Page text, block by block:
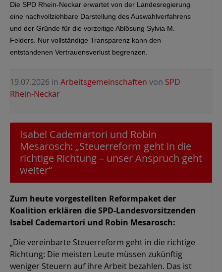
Die SPD Rhein-Neckar erwartet von der Landesregierung
eine nachvollziehbare Darstellung des Auswahlverfahrens
und der Gründe für die vorzeitige Ablösung Sylvia M.
Felders. Nur vollständige Transparenz kann den
entstandenen Vertrauensverlust begrenzen.
19.07.2026 in Arbeitsgemeinschaften von SPD
Rhein-Neckar
Isabel Cademartori und Robin
Mesarosch: „Steuerreform geht in die
richtige Richtung – unser Anspruch geht
weiter“
Zum heute vorgestellten Reformpaket der
Koalition erklären die SPD-Landesvorsitzenden
Isabel Cademartori und Robin Mesarosch:
„Die vereinbarte Steuerreform geht in die richtige
Richtung: Die meisten Leute müssen zukünftig
weniger Steuern auf ihre Arbeit bezahlen. Das ist